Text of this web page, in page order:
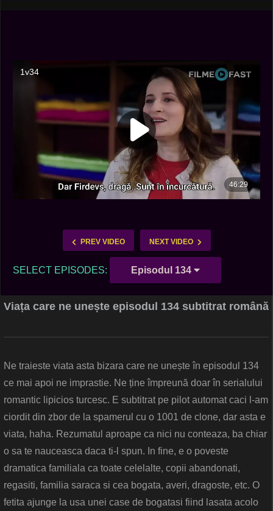
PREV VIDEO NEXT VIDEO
SELECT EPISODES: Episodul 134
Viața care ne unește episodul 134 subtitrat română
Ne traieste viata asta bizara care ne unește în episodul 134
ce mai apoi ne imprastie. Ne ține împreună doar în serialului
romantic lipicios turcesc. E subtitrat pe pilot automat caci l-am
ciordit din zbor de la spamerul cu o 1001 de clone, dar asta e
viata, haha. Rezumatul aproape ca nici nu conteaza, ba chiar
o sa te nauceasca daca ti-l spun. In fine, e o poveste
dramatica familiala ca toate celelalte, copii abandonati,
regasiti, familia saraca si cea bogata, averi, dragoste, etc. O
fetita ajunge la usa unei case de bogatasi fiind lasata acolo